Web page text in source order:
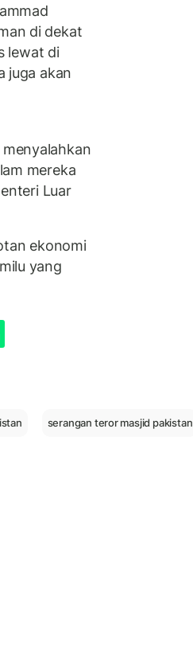
di dekat
lewat di
juga akan
mereka
Luar
ekonomi
yang
serangan teror masjid pakistan